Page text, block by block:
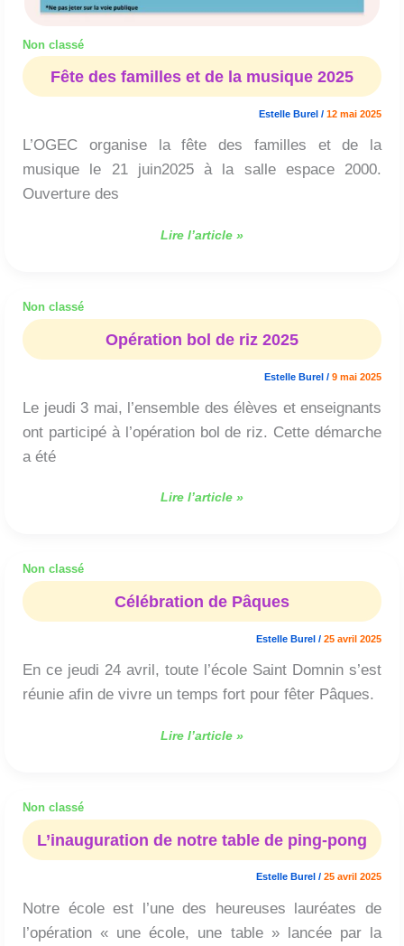
Non classé
Fête des familles et de la musique 2025
Estelle Burel / 12 mai 2025
L’OGEC organise la fête des familles et de la
musique le 21 juin2025 à la salle espace 2000.
Ouverture des
Lire l’article »
Non classé
Opération bol de riz 2025
Estelle Burel / 9 mai 2025
Le jeudi 3 mai, l’ensemble des élèves et enseignants
ont participé à l’opération bol de riz. Cette démarche
a été
bol
Lire l’article »
Non classé
Célébration de Pâques
Estelle Burel / 25 avril 2025
En ce jeudi 24 avril, toute l’école Saint Domnin s’est
réunie afin de vivre un temps fort pour fêter Pâques.
Lire l’article »
Non classé
L’inauguration de notre table de ping-pong
Estelle Burel / 25 avril 2025
Notre école est l’une des heureuses lauréates de
l’opération « une école, une table » lancée par la
de
ping-
pong